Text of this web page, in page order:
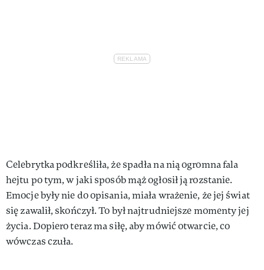
Celebrytka podkreśliła, że spadła na nią ogromna fala
hejtu po tym, w jaki sposób mąż ogłosił ją rozstanie.
Emocje były nie do opisania, miała wrażenie, że jej świat
się zawalił, skończył. To był najtrudniejsze momenty jej
życia. Dopiero teraz ma siłę, aby mówić otwarcie, co
wówczas czuła.